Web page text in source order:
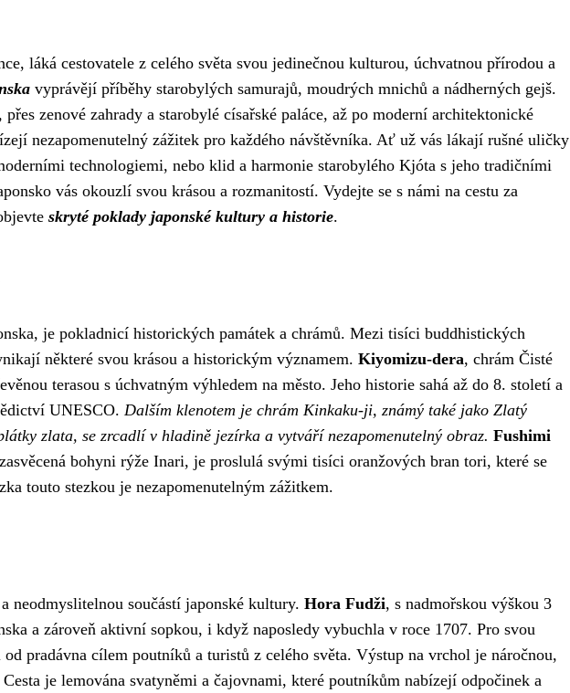
láká cestovatele z celého světa svou jedinečnou kulturou, úchvatnou přírodou a
vyprávějí příběhy starobylých samurajů, moudrých mnichů a nádherných gejš.
zenové zahrady a starobylé císařské paláce, až po moderní architektonické
nezapomenutelný zážitek pro každého návštěvníka. Ať už vás lákají rušné uličky
technologiemi, nebo klid a harmonie starobylého Kjóta s jeho tradičními
vás okouzlí svou krásou a rozmanitostí. Vydejte se s námi na cestu za
skryté poklady japonské kultury a historie.
je pokladnicí historických památek a chrámů. Mezi tisíci buddhistických
některé svou krásou a historickým významem. Kiyomizu-dera, chrám Čisté
terasou s úchvatným výhledem na město. Jeho historie sahá až do 8. století a
UNESCO. Dalším klenotem je chrám Kinkaku-ji, známý také jako Zlatý
zlata, se zrcadlí v hladině jezírka a vytváří nezapomenutelný obraz. Fushimi
bohyni rýže Inari, je proslulá svými tisíci oranžových bran tori, které se
touto stezkou je nezapomenutelným zážitkem.
neodmyslitelnou součástí japonské kultury. Hora Fudži, s nadmořskou výškou 3
a zároveň aktivní sopkou, i když naposledy vybuchla v roce 1707. Pro svou
pradávna cílem poutníků a turistů z celého světa. Výstup na vrchol je náročnou,
je lemována svatyněmi a čajovnami, které poutníkům nabízejí odpočinek a